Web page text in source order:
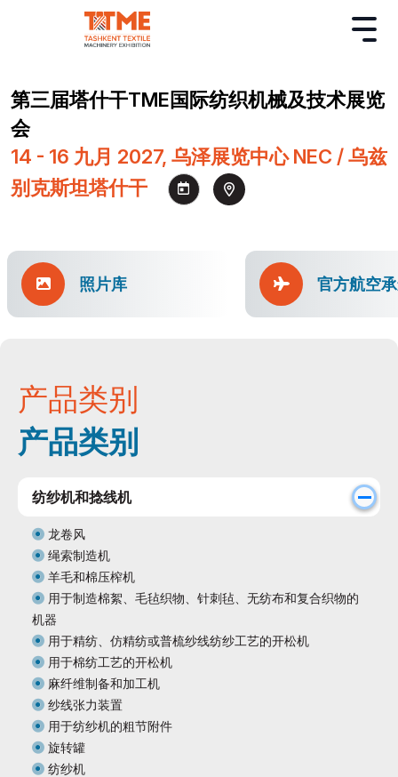
第三届塔什干TME国际纺织机械及技术展览
会
14 - 16 九月 2027, 乌泽展览中心 NEC / 乌兹
别克斯坦塔什干
照片库 官方航空
产品类别
产品类别
纺纱机和捻线机
龙卷风
绳索制造机
羊毛和棉压榨机
用于制造棉絮、毛毡织物、针刺毡、无纺布和复合织物的
机器
用于精纺、仿精纺或普梳纱线纺纱工艺的开松机
用于棉纺工艺的开松机
麻纤维制备和加工机
纱线张力装置
用于纺纱机的粗节附件
旋转罐
纺纱机